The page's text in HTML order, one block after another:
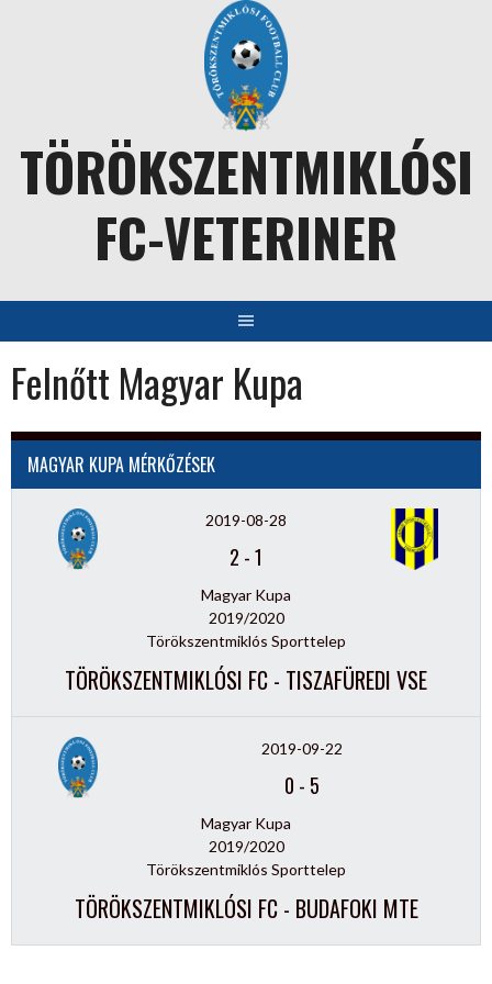
TÖRÖKSZENTMIKLÓSI
FC-VETERINER
Felnőtt Magyar Kupa
MAGYAR KUPA MÉRKŐZÉSEK
2019-08-28
2 -1
Magyar Kupa
2019/2020
Törökszentmiklós Sporttelep
TÖRÖKSZENTMIKLÓSI FC - TISZAFÜREDI VSE
2019-09-22
0 - 5
Magyar Kupa
2019/2020
Törökszentmiklós Sporttelep
TÖRÖKSZENTMIKLÓSI FC - BUDAFOKI MTE